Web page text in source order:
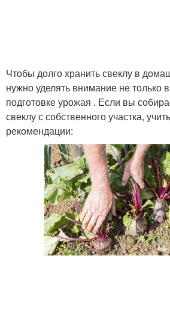
Чтобы долго хранить свеклу в
нужно уделять внимание не только
подготовке урожая . Если вы
свеклу с собственного участка,
рекомендации: